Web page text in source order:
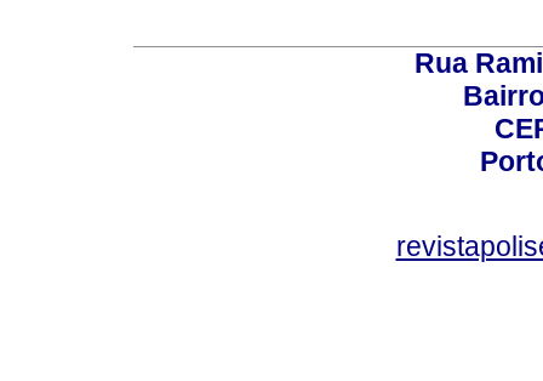
Rua